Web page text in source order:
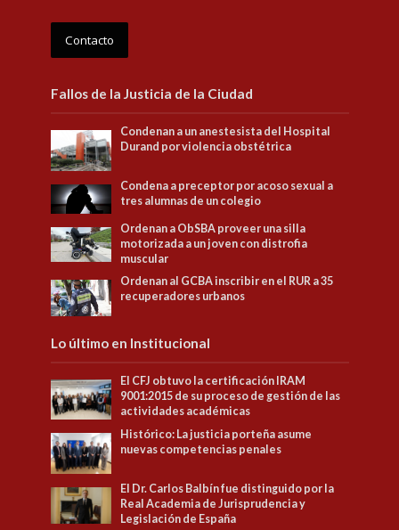
Contacto
Fallos de la Justicia de la Ciudad
Condenan a un anestesista del Hospital
Durand por violencia obstétrica
Condena a preceptor por acoso sexual a
tres alumnas de un colegio
Ordenan a ObSBA proveer una silla
motorizada a un joven con distrofia
muscular
Ordenan al GCBA inscribir en el RUR a 35
recuperadores urbanos
Lo último en Institucional
El CFJ obtuvo la certificación IRAM
9001:2015 de su proceso de gestión de las
actividades académicas
Histórico: La justicia porteña asume
nuevas competencias penales
El Dr. Carlos Balbín fue distinguido por la
Real Academia de Jurisprudencia y
Legislación de España